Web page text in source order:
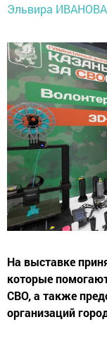
Эльвира
На выставке
которые
СВО, а также
организаций